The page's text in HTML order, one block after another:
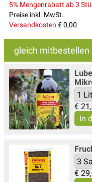
5% Mengenrabatt ab 3
Preise inkl. MwSt.
Versandkosten € 0,00
gleich mitbestellen
€
€